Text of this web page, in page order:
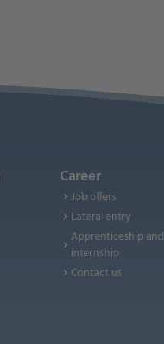
Career
Job offers
Lateral entry
Apprenticeship and
internship
Contact us